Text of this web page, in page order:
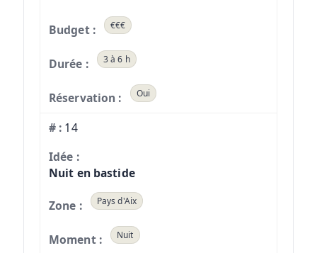
€€€
3 à 6 h
Oui
14
Nuit en bastide
Pays d'Aix
Nuit